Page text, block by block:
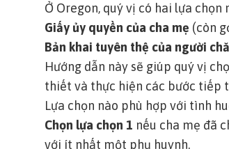
Ở Oregon, quý vị có hai lựa
Giấy ủy quyền của cha mẹ (còn
Bản khai tuyên thệ của người
Hướng dẫn này sẽ giúp quý vị
thiết và thực hiện các bước tiếp
Lựa chọn nào phù hợp với tình
Chọn lựa chọn 1 nếu cha mẹ đã
với ít nhất một phụ huynh.